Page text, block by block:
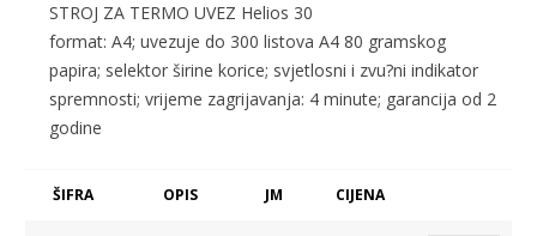
STROJ ZA TERMO UVEZ Helios 30
format: A4; uvezuje do 300 listova A4 80 gramskog
papira; selektor širine korice; svjetlosni i zvu?ni indikator
spremnosti; vrijeme zagrijavanja: 4 minute; garancija od 2
godine
ŠIFRA OPIS JM CIJENA